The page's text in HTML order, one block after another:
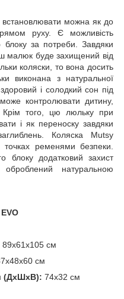
встановлювати можна як до
руху. Є можливість
блоку за потреби. Завдяки
малюк буде захищений від
коляски, то вона досить
виконана з натуральної
і солодкий сон під
контролювати дитину,
Крім того, цю люльку при
і як переноску завдяки
Коляска Mutsy
ременями безпеки.
блоку додатковий захист
натуральною
89х61х105 см
см
(ДхШхВ): 74х32 см